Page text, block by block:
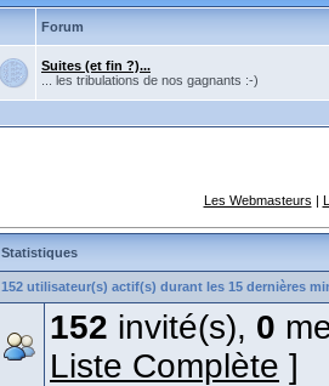
Forum
Suites (et fin ?)...
... les tribulations de nos gagnants :-)
Les Webmasteurs |
Statistiques
152 utilisateur(s) actif(s) durant les 15 dernières
152 invité(s), 0
Liste Complète ]